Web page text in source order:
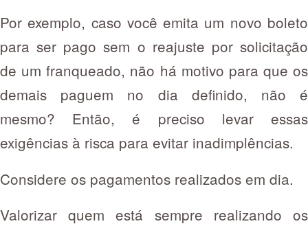
Por exemplo, caso você emita um novo boleto
para ser pago sem o reajuste por solicitação
de um franqueado, não há motivo para que os
demais paguem no dia definido, não é
mesmo? Então, é preciso levar essas
exigências à risca para evitar inadimplências.
Considere os pagamentos realizados em dia.
Valorizar quem está sempre realizando os